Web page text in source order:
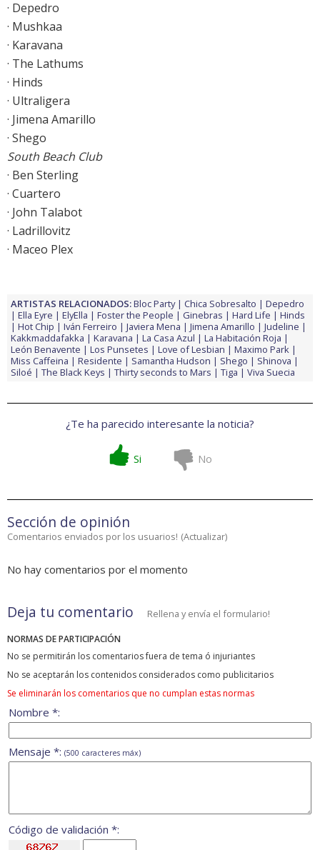
· Depedro
· Mushkaa
· Karavana
· The Lathums
· Hinds
· Ultraligera
· Jimena Amarillo
· Shego
South Beach Club
· Ben Sterling
· Cuartero
· John Talabot
· Ladrillovitz
· Maceo Plex
ARTISTAS RELACIONADOS:Bloc Party Chica Sobresalto
Depedro
Ella Eyre
ElyElla Foster the People Ginebras Hard Life
Hinds
Hot Chip
Iván Ferreiro Javiera Mena Jimena Amarillo
Judeline
Kakkmaddafakka
Karavana La Casa Azul
La Habitación Roja
León Benavente
Los Punsetes Love of Lesbian
Maximo Park
Miss Caffeina
Residente Samantha Hudson Shego
Shinova
Siloé
The Black Keys Thirty seconds to Mars Tiga Viva Suecia
¿Te ha parecido interesante la noticia?
Si No
Sección de opinión
Comentarios enviados por los usuarios! (Actualizar)
No hay comentarios por el momento
Deja tu comentario Rellena y envía el formulario!
NORMAS DE PARTICIPACIÓN
No se permitirán los comentarios fuera de tema ó injuriantes
No se aceptarán los contenidos considerados como publicitarios
Se eliminarán los comentarios que no cumplan estas normas
Nombre *:
Mensaje *: (500 caracteres máx)
Código de validación *: